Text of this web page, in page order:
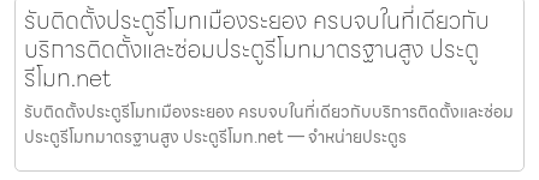
รับติดตั้งประตูรีโมทเมืองระยอง ครบจบในที่เดียวกับ
บริการติดตั้งและซ่อมประตูรีโมทมาตรฐานสูง ประตู
รีโมท.net
รับติดตั้งประตูรีโมทเมืองระยอง ครบจบในที่เดียวกับบริการติดตั้งและซ่อม
ประตูรีโมทมาตรฐานสูง ประตูรีโมท.net — จำหน่ายประตูร